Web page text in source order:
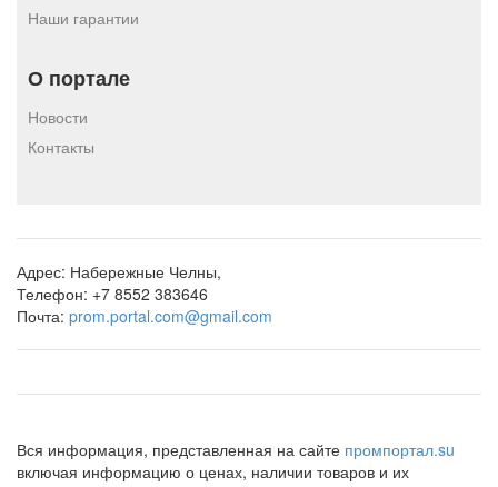
Наши гарантии
О портале
Новости
Контакты
Адрес: Набережные Челны,
Телефон: +7 8552 383646
Почта: prom.portal.com@gmail.com
Вся информация, представленная на сайте промпортал.su
включая информацию о ценах, наличии товаров и их